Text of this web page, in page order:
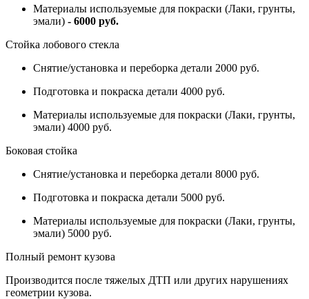
Материалы используемые для покраски (Лаки, грунты,
эмали) - 6000 руб.
Стойка лобового стекла
Снятие/установка и переборка детали 2000 руб.
Подготовка и покраска детали 4000 руб.
Материалы используемые для покраски (Лаки, грунты,
эмали) 4000 руб.
Боковая стойка
Снятие/установка и переборка детали 8000 руб.
Подготовка и покраска детали 5000 руб.
Материалы используемые для покраски (Лаки, грунты,
эмали) 5000 руб.
Полный ремонт кузова
Производится после тяжелых ДТП или других нарушениях
геометрии кузова.